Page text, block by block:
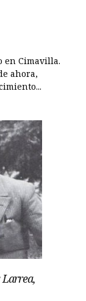
en Cimavilla.
ahora,
Larrea,